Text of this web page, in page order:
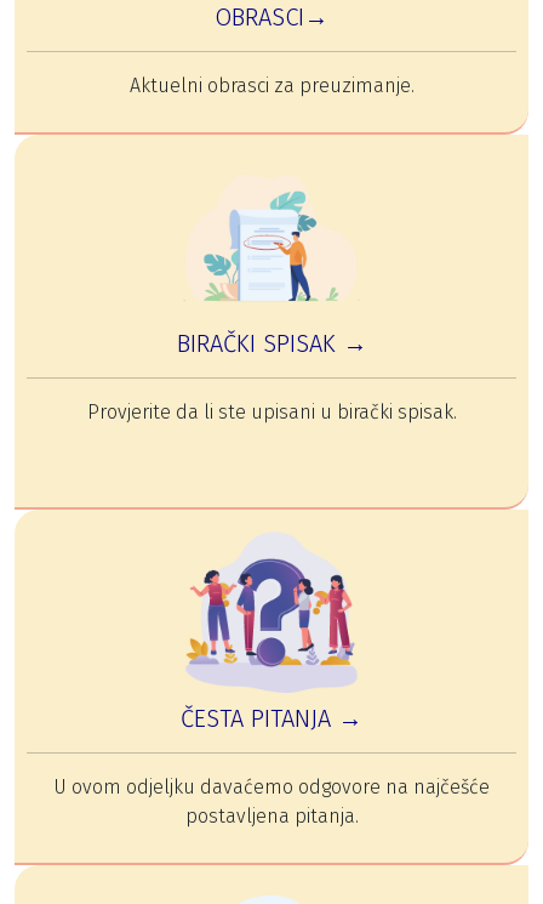
OBRASCI→
Aktuelni obrasci za preuzimanje.
BIRAČKI SPISAK →
Provjerite da li ste upisani u birački spisak.
ČESTA PITANJA →
U ovom odjeljku davaćemo odgovore na najčešće
postavljena pitanja.